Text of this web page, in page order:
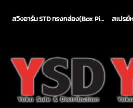
สวิงอาร์ม STD ทรงกล่อง(Box Pipe)